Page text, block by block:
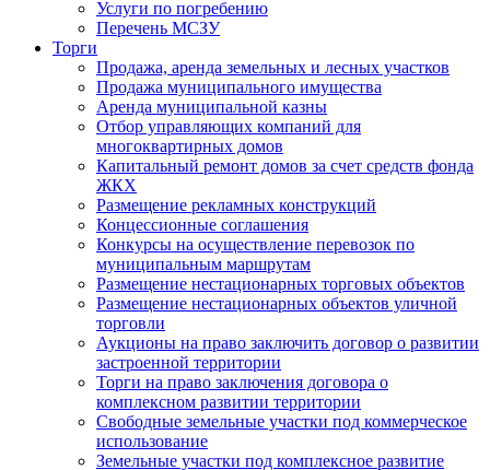
Услуги по погребению
Перечень МСЗУ
Торги
Продажа, аренда земельных и лесных участков
Продажа муниципального имущества
Аренда муниципальной казны
Отбор управляющих компаний для
многоквартирных домов
Капитальный ремонт домов за счет средств фонда
ЖКХ
Размещение рекламных конструкций
Концессионные соглашения
Конкурсы на осуществление перевозок по
муниципальным маршрутам
Размещение нестационарных торговых объектов
Размещение нестационарных объектов уличной
торговли
Аукционы на право заключить договор о развитии
застроенной территории
Торги на право заключения договора о
комплексном развитии территории
Свободные земельные участки под коммерческое
использование
Земельные участки под комплексное развитие